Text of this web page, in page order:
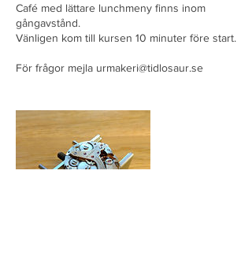
Café med lättare lunchmeny finns inom
gångavstånd.
Vänligen kom till kursen 10 minuter före start.
För frågor mejla urmakeri@tidlosaur.se